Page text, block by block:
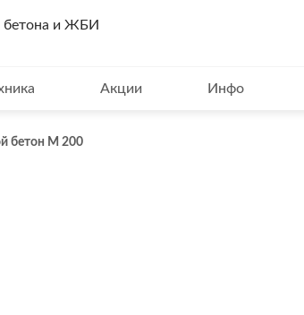
бетона и ЖБИ
Акции Инфо
бетон М 200